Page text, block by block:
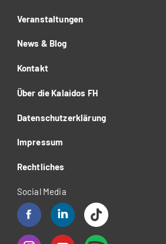
Veranstaltungen
News & Blog
Kontakt
Über die Kalaidos FH
Datenschutzerklärung
Impressum
Rechtliches
Social Media